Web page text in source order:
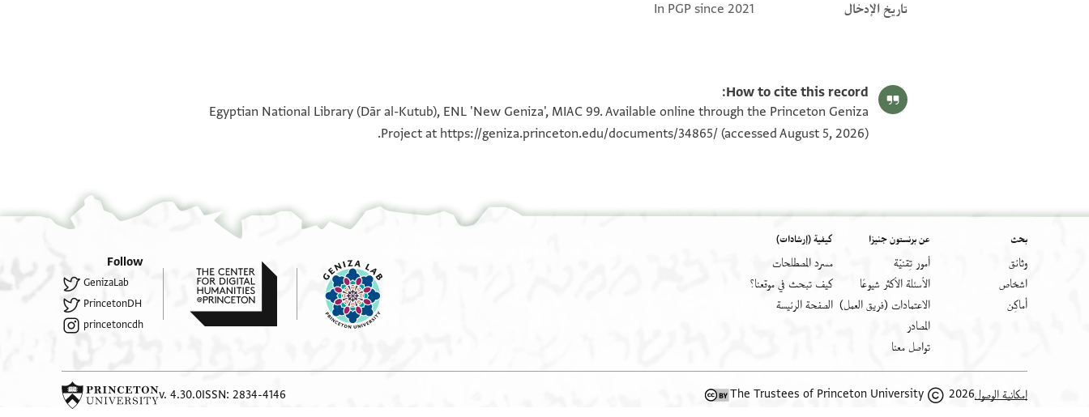
تاريخ الإدخال
In PGP since 2021
How to cite this record:
Egyptian National Library (Dār al-Kutub), ENL 'New Geniza', MIAC 99. Available online through the Princeton Geniza
Project at https://geniza.princeton.edu/documents/34865/ (accessed August 5, 2026).
بحث
وثائق
اشخاص
أَماكِن
عن برنستون جنيزا
أمور تِقنيّة
الأسئلة الأكثر شيوعًا
الاعتمادات (فريق العمل)
المصادر
تواصل معنا
كيفية (إرشادات)
مسرد المصطلحات
كيف تبحث في موقعنا؟
الصفحة الرئيسة
Follow
GenizaLab
PrincetonDH
princetoncdh
إمكانية الوصول2026 The Trustees of Princeton University
ISSN: 2834-4146
v. 4.30.0